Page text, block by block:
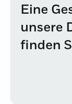
Eine
unsere
finden